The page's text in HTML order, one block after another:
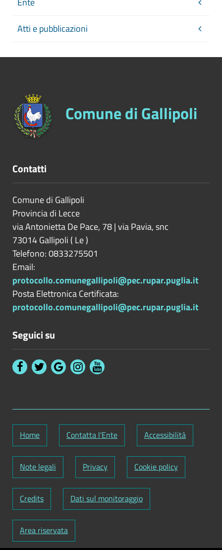
Atti e pubblicazioni
Comune di Gallipoli
Contatti
Comune di Gallipoli
Provincia di Lecce
via Antonietta De Pace, 78 | via Pavia, snc
73014Gallipoli ( Le)
Telefono: 0833275501
Email:
protocollo.comunegallipoli@pec.rupar.puglia.it
Posta Elettronica Certificata:
protocollo.comunegallipoli@pec.rupar.puglia.it
Seguici su
Home Contatta l'Ente Accessibilità
Note legali Privacy Cookie policy
Credits Dati sul monitoraggio
Area riservata